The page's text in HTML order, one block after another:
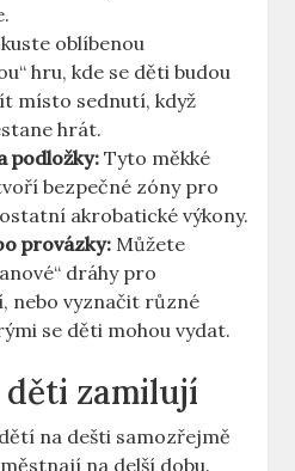
oblíbenou
hru, kde se děti budou
místo sednutí, když
hrát.
podložky: Tyto měkké
bezpečné zóny pro
akrobatické výkony.
provázky: Můžete
dráhy pro
nebo vyznačit různé
se děti mohou vydat.
zamilují
na dešti samozřejmě
na delší dobu.